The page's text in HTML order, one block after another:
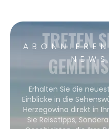
TRETEN
Erhalten Sie die
Einblicke in die
Herzegowina direkt in
Sie Reisetipps,